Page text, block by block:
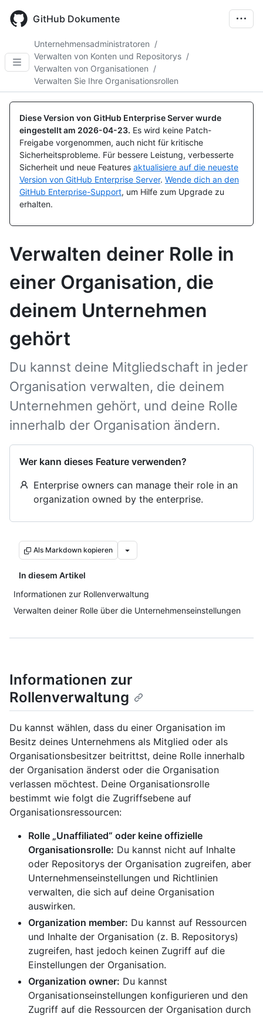
main
GitHub Dokumente
Unternehmensadministratoren /
Verwalten von Konten und Repositorys /
Verwalten von Organisationen /
Verwalten Sie Ihre Organisationsrollen
Diese Version von GitHub Enterprise Server wurde
eingestellt am 2026-04-23. Es wird keine Patch-
Freigabe vorgenommen, auch nicht für kritische
Sicherheitsprobleme. Für bessere Leistung, verbesserte
Sicherheit und neue Features aktualisiere auf die neueste
Version von GitHub Enterprise Server. Wende dich an den
GitHub Enterprise-Support, um Hilfe zum Upgrade zu
erhalten.
Verwalten deiner Rolle in
einer Organisation, die
deinem Unternehmen
gehört
Du kannst deine Mitgliedschaft in jeder
Organisation verwalten, die deinem
Unternehmen gehört, und deine Rolle
innerhalb der Organisation ändern.
Wer kann dieses Feature verwenden?
Enterprise owners can manage their role in an
organization owned by the enterprise.
Als Markdown kopieren
In diesem Artikel
Informationen zur Rollenverwaltung
Verwalten deiner Rolle über die Unternehmenseinstellungen
Informationen zur
Rollenverwaltung
Du kannst wählen, dass du einer Organisation im
Besitz deines Unternehmens als Mitglied oder als
Organisationsbesitzer beitrittst, deine Rolle innerhalb
der Organisation änderst oder die Organisation
verlassen möchtest. Deine Organisationsrolle
bestimmt wie folgt die Zugriffsebene auf
Organisationsressourcen:
Rolle „Unaffiliated“ oder keine offizielle
Organisationsrolle: Du kannst nicht auf Inhalte
oder Repositorys der Organisation zugreifen, aber
Unternehmenseinstellungen und Richtlinien
verwalten, die sich auf deine Organisation
auswirken.
Organization member: Du kannst auf Ressourcen
und Inhalte der Organisation (z. B. Repositorys)
zugreifen, hast jedoch keinen Zugriff auf die
Einstellungen der Organisation.
Organization owner: Du kannst
Organisationseinstellungen konfigurieren und den
Zugriff auf die Ressourcen der Organisation durch